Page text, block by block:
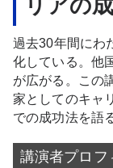
リアの
過去30年間にわ
化している。他
が広がる。この
家としてのキャ
での成功法を語